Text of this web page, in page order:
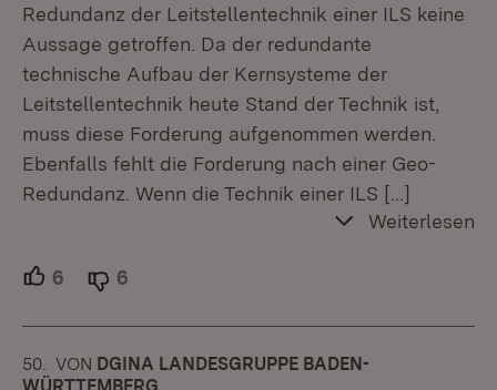
Redundanz der Leitstellentechnik einer ILS keine
Aussage getroffen. Da der redundante
technische Aufbau der Kernsysteme der
Leitstellentechnik heute Stand der Technik ist,
muss diese Forderung aufgenommen werden.
Ebenfalls fehlt die Forderung nach einer Geo-
Redundanz. Wenn die Technik einer ILS […]
Weiterlesen
6 Unterstützer.
6
50. KOMMENTAR
VON :DGINA LANDESGRUPPE BADEN-